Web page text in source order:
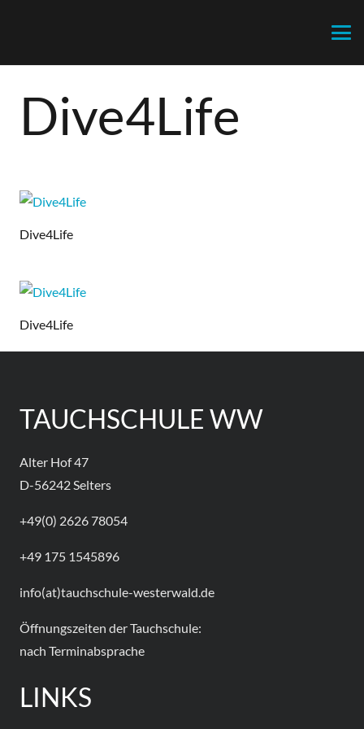
Dive4Life
Dive4Life
Dive4Life
TAUCHSCHULE WW
Alter Hof 47
D-56242 Selters
+49(0) 2626 78054
+49 175 1545896
info(at)tauchschule-westerwald.de
Öffnungszeiten der Tauchschule:
nach Terminabsprache
LINKS